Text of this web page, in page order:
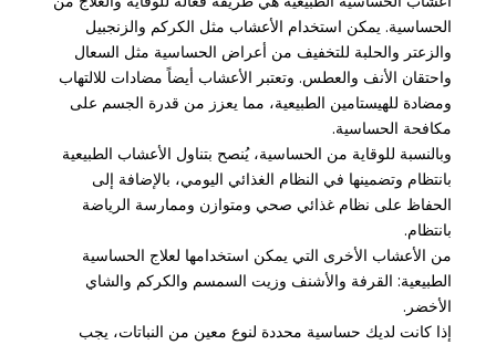
الحساسية. يمكن استخدام الأعشاب مثل الكركم والزنجبيل
والزعتر والحلبة للتخفيف من أعراض الحساسية مثل السعال
واحتقان الأنف والعطس. وتعتبر الأعشاب أيضاً مضادات للالتهاب
ومضادة للهيستامين الطبيعية، مما يعزز من قدرة الجسم على
مكافحة الحساسية.
وبالنسبة للوقاية من الحساسية، يُنصح بتناول الأعشاب الطبيعية
بانتظام وتضمينها في النظام الغذائي اليومي، بالإضافة إلى
الحفاظ على نظام غذائي صحي ومتوازن وممارسة الرياضة
بانتظام.
من الأعشاب الأخرى التي يمكن استخدامها لعلاج الحساسية
الطبيعية: القرفة والأشنف وزيت السمسم والكركم والشاي
الأخضر.
إذا كانت لديك حساسية محددة لنوع معين من النباتات، يجب